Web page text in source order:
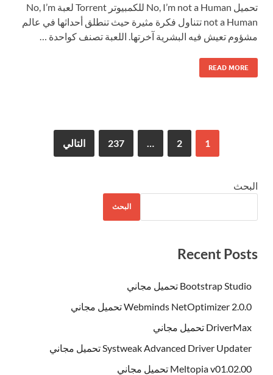
تحميل No, I’m not a Human للكمبيوتر Torrent لعبة No, I’m
not a Human تتناول فكرة مثيرة حيث تنطلق أحداثها في عالم
مشؤوم تعيش فيه البشرية آخرتها. اللعبة تصنف كواحدة …
READ MORE
1
2
…
237 التالي
البحث
البحث
Recent Posts
Bootstrap Studio تحميل مجاني
Webminds NetOptimizer 2.0.0 تحميل مجاني
DriverMax تحميل مجاني
Systweak Advanced Driver Updater تحميل مجاني
Meltopia v01.02.00 تحميل مجاني